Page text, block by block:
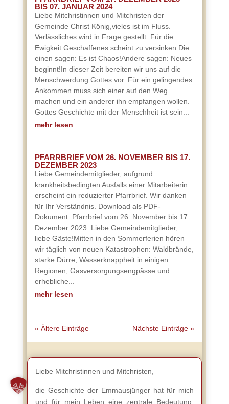
BIS 07. JANUAR 2024
Liebe Mitchristinnen und Mitchristen der
Gemeinde Christ König,vieles ist im Fluss.
Verlässliches wird in Frage gestellt. Für die
Ewigkeit Geschaffenes scheint zu versinken.Die
einen sagen: Es ist Chaos!Andere sagen: Neues
beginnt!In dieser Zeit bereiten wir uns auf die
Menschwerdung Gottes vor. Für ein gelingendes
Ankommen muss sich einer auf den Weg
machen und ein anderer ihn empfangen wollen.
Gottes Geschichte mit der Menschheit ist sein...
mehr lesen
PFARRBRIEF VOM 26. NOVEMBER BIS 17.
DEZEMBER 2023
Liebe Gemeindemitglieder, aufgrund
krankheitsbedingten Ausfalls einer Mitarbeiterin
erscheint ein reduzierter Pfarrbrief. Wir danken
für Ihr Verständnis. Download als PDF-
Dokument: Pfarrbrief vom 26. November bis 17.
Dezember 2023 Liebe Gemeindemitglieder,
liebe Gäste!Mitten in den Sommerferien hören
wir täglich von neuen Katastrophen: Waldbrände,
starke Dürre, Wasserknappheit in einigen
Regionen, Gasversorgungsengpässe und
erhebliche...
mehr lesen
« Ältere Einträge Nächste Einträge »
Liebe Mitchristinnen und Mitchristen,
die Geschichte der Emmausjünger hat für mich
und für mein Leben eine zentrale Bedeutung.